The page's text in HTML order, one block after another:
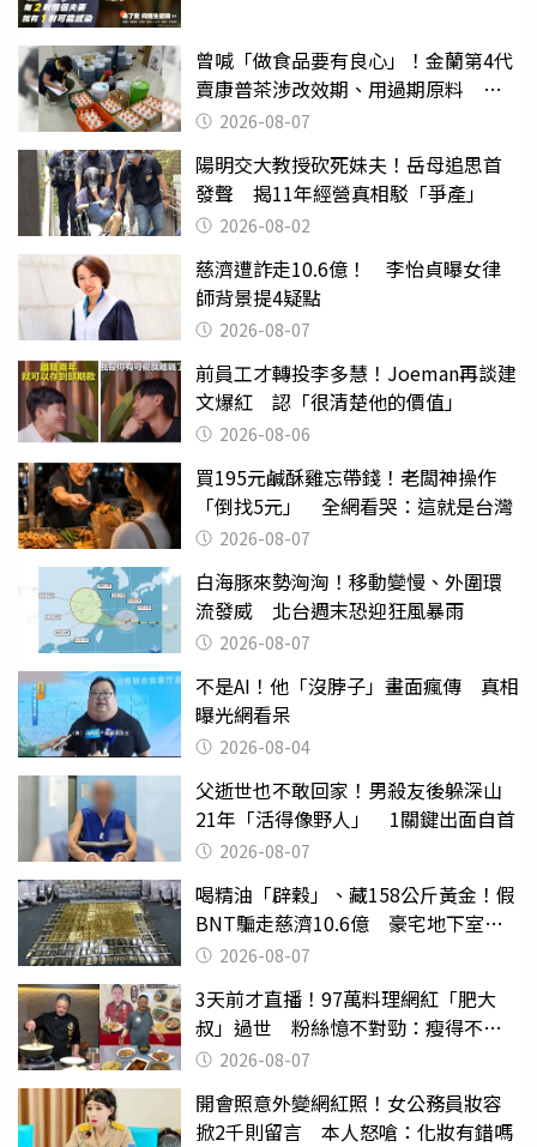
曾喊「做食品要有良心」！金蘭第4代
賣康普茶涉改效期、用過期原料 桃
檢求重刑
2026-08-07
陽明交大教授砍死妹夫！岳母追思首
發聲 揭11年經營真相駁「爭產」
2026-08-02
慈濟遭詐走10.6億！ 李怡貞曝女律
師背景提4疑點
2026-08-07
前員工才轉投李多慧！Joeman再談建
文爆紅 認「很清楚他的價值」
2026-08-06
買195元鹹酥雞忘帶錢！老闆神操作
「倒找5元」 全網看哭：這就是台灣
2026-08-07
白海豚來勢洶洶！移動變慢、外圍環
流發威 北台週末恐迎狂風暴雨
2026-08-07
不是AI！他「沒脖子」畫面瘋傳 真相
曝光網看呆
2026-08-04
父逝世也不敢回家！男殺友後躲深山
21年「活得像野人」 1關鍵出面自首
2026-08-07
喝精油「辟穀」、藏158公斤黃金！假
BNT騙走慈濟10.6億 豪宅地下室竟
挖出乾鮑金庫
2026-08-07
3天前才直播！97萬料理網紅「肥大
叔」過世 粉絲憶不對勁：瘦得不合
理 2026-08-07
開會照意外變網紅照！女公務員妝容
掀2千則留言 本人怒嗆：化妝有錯嗎